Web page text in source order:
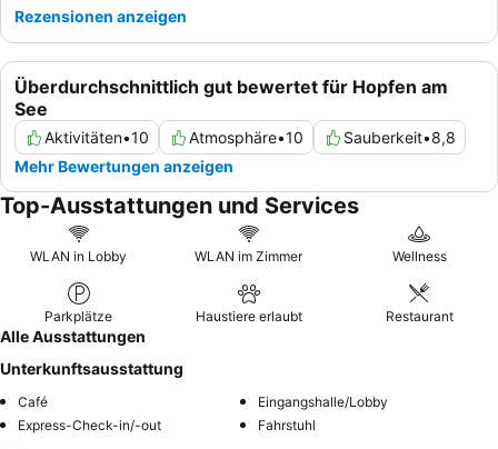
Überdurchschnittlich gut bewertet für Hopfen am
See
Aktivitäten•10 Atmosphäre•10 Sauberkeit•8,8
Mehr Bewertungen anzeigen
Rezensionen anzeigen
Top-Ausstattungen und Services
WLAN in Lobby WLAN im Zimmer Wellness
Parkplätze Haustiere erlaubt Restaurant
Alle Ausstattungen
Unterkunftsausstattung
Café
Eingangshalle/Lobby
Express-Check-in/-out
Fahrstuhl